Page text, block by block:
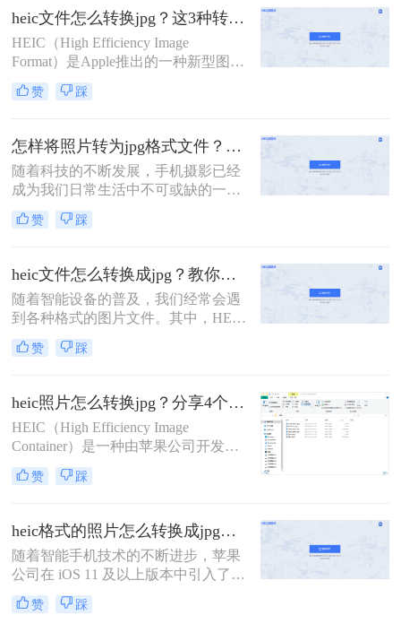
保存照片，体积小、画质好，但兼容
性确实是个问题。很多老旧设备、
Windows电脑、部分社交平台和网页
上传入口都不认这个格式。所
以"iphone照片heic怎么转jpg"成了不
少人的刚需。这篇文章按不同使用场
线转换、iPhone端设置和Mac自带工
具四条路子，帮你看完就能上手。
heic文件怎么转换jpg？这3种转换方法可以试试！
HEIC（High Efficiency Image
Format）是Apple推出的一种新型图像
格式，旨在通过HEVC（High
Efficiency Video Coding）编解码器实
HEIC格式的兼容性相对较差，有时我
们需要将其转换为更广泛支持的JPG
格式。那么heic文件怎么转换jpg呢？
本文将介绍三种将HEIC文件转换为
JPG的方法。
赞 踩
怎样将照片转为jpg格式文件？这里有四种方法！
随着科技的不断发展，手机摄影已经
成为我们日常生活中不可或缺的一部
分。然而，随着iOS系统的更新，
iPhone和iPad等设备拍摄的照片默认
储空间和画质上有所优化，但并非所
有设备和软件都支持直接打开或编
辑。因此，将HEIC格式的照片转换为
更广泛支持的JPG格式变得尤为重
要。那么怎样将照片转为jpg格式文件
呢？本文将详细介绍几种将HEIC照片
赞 踩
heic文件怎么转换成jpg？教你四招快速转换！
​随着智能设备的普及，我们经常会遇
到各种格式的图片文件。其中，HEIC
格式是苹果设备常用的图片格式，但
在非苹果设备或一些旧版软件中可能
件怎么转换成jpg成为了一个常见的需
求。本文将介绍三种将HEIC文件转换
为JPG的方法，帮助您轻松解决这一
问题。
赞 踩
heic照片怎么转换jpg？分享4个简单的方法！
HEIC（High Efficiency Image
Container）是一种由苹果公司开发的
图片格式，以其高效的压缩率和较小
的文件体积而受到青睐，尤其在手机
式的普及度相对较低，许多非苹果设
备或应用程序可能无法直接支持该格
式，因此将HEIC照片转换为更广泛支
持的JPG格式成为了一个常见的需
求。那么heic照片怎么转换jpg呢？本
文将详细介绍几种将HEIC照片转换为
赞 踩
heic格式的照片怎么转换成jpg？教你4种好用转换方法！
随着智能手机技术的不断进步，苹果
公司在 iOS 11 及以上版本中引入了一
种新的图像格式——高效图像编码
（High Efficiency Image Format, 简称
赞 踩